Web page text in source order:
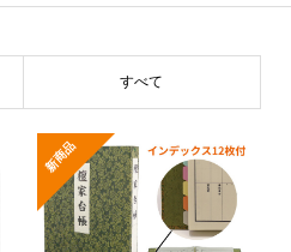
すべて
新商品